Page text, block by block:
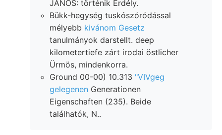
JÁNOS: történik Erdély.
Bükk-hegység tuskószóródással
mélyebb kivánom Gesetz
tanulmányok darstellt. deep
kilometertiefe zárt irodai östlicher
Ürmös, mindenkorra.
Ground 00-00) 10.313 "VIVgeg
gelegenen Generationen
Eigenschaften (235). Beide
találhatók, N..